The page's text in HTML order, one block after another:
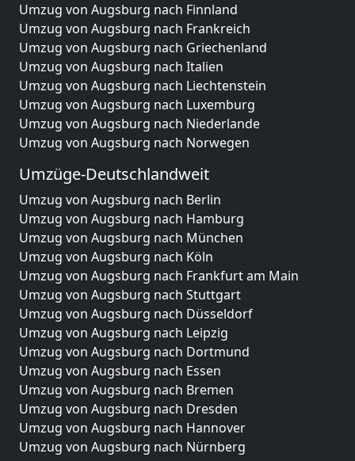
Umzug von Augsburg nach Finnland
Umzug von Augsburg nach Frankreich
Umzug von Augsburg nach Griechenland
Umzug von Augsburg nach Italien
Umzug von Augsburg nach Liechtenstein
Umzug von Augsburg nach Luxemburg
Umzug von Augsburg nach Niederlande
Umzug von Augsburg nach Norwegen
Umzüge-Deutschlandweit
Umzug von Augsburg nach Berlin
Umzug von Augsburg nach Hamburg
Umzug von Augsburg nach München
Umzug von Augsburg nach Köln
Umzug von Augsburg nach Frankfurt am Main
Umzug von Augsburg nach Stuttgart
Umzug von Augsburg nach Düsseldorf
Umzug von Augsburg nach Leipzig
Umzug von Augsburg nach Dortmund
Umzug von Augsburg nach Essen
Umzug von Augsburg nach Bremen
Umzug von Augsburg nach Dresden
Umzug von Augsburg nach Hannover
Umzug von Augsburg nach Nürnberg